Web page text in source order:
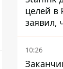
целей в
заявил,
Маском
10:26